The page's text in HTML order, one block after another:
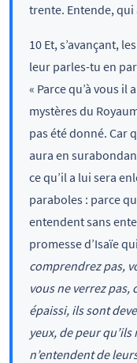
trente. Entende, qui
10 Et, s’avançant,
leur parles-tu en
« Parce qu’à vous il
mystères du
pas été donné. Car
aura en
ce qu’il a lui sera
paraboles : parce
entendent sans
promesse d’Isaïe
comprendrez pas,
vous ne verrez pas,
épaissi, ils sont
yeux, de peur
n’entendent de